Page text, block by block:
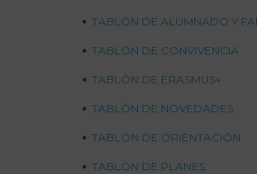
TABLÓN DE ALUMNADO Y
TABLÓN DE CONVIVENCIA
TABLÓN DE ERASMUS+
TABLÓN DE NOVEDADES
TABLÓN DE ORIENTACIÓN
TABLÓN DE PLANES